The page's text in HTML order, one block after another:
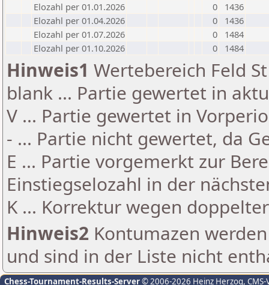
Elozahl per 01.01.2026
0
1436
Elozahl per 01.04.2026
0
1436
Elozahl per 01.07.2026
0
1484
Elozahl per 01.10.2026
0 1484
Hinweis1 Wertebereich Feld
blank ... Partie gewertet in
V ... Partie gewertet in
- ... Partie nicht gewertet, da
E ... Partie vorgemerkt zur
Einstiegselozahl in der
K ... Korrektur wegen
Hinweis2 Kontumazen
und sind in der Liste nicht
Chess-Tournament-Results-Server© 2006-2026 Heinz Herzog,